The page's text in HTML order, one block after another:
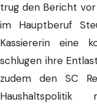
trug den Bericht
im Hauptberuf
Kassiererin eine
schlugen ihre
zudem den SC